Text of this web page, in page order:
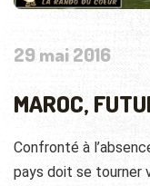
29 mai 2016
MAROC,
Confronté à
pays doit se tourner